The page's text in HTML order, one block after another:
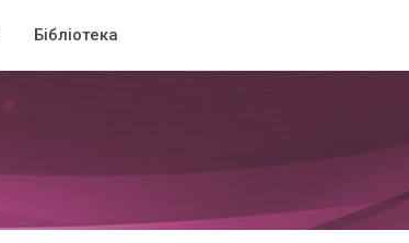
Бібліотека